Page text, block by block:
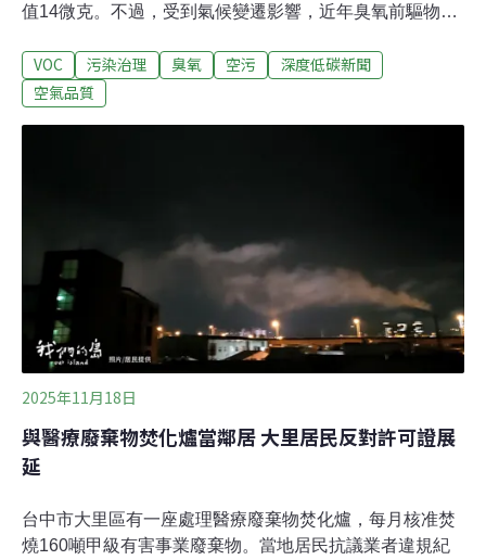
值14微克。不過，受到氣候變遷影響，近年臭氧前驅物
針對易產生VOCs的油漆、清潔劑進行管制。環境部也將
於元旦啟動PM0.1監測，與歐盟同步。PM0.1顆粒極小，
表示，今年PM2.5平均濃度為每立方公尺12.6微克，低於
目標值14微克，顯示管制措施已逐步改善細懸浮微粒問
題。根據環境部5月發布的「空品政策白皮書」，2030年
要將PM2.5降到10微克、2035年降到8微克以
VOC 污染治理 臭氧 空污
深度低碳新聞
空氣品質
2025年11月18日
與醫療廢棄物焚化爐當鄰居 大里居民反對許可證展
延
台中市大里區有一座處理醫療廢棄物焚化爐，每月核准焚
燒160噸甲級有害事業廢棄物。當地居民抗議業者違規紀